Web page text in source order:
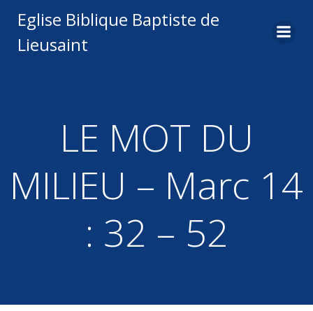
au
Eglise Biblique Baptiste de
Lieusaint
LE MOT DU
MILIEU – Marc 14
: 32 – 52